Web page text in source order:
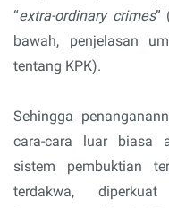
“extra-ordinary crimes”
bawah, penjelasan
tentang KPK).
Sehingga
cara-cara luar biasa
sistem pembuktian
terdakwa,